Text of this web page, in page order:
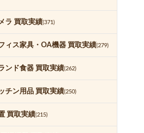
ラ 買取実績(371)
ィス家具・OA機器 買取実績(279)
ンド食器 買取実績(262)
チン用品 買取実績(250)
買取実績(215)